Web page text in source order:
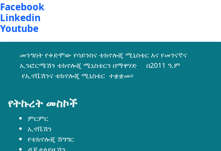
Facebook
Linkedin
Youtube
መንግስት የቀድሞው የሳይንስና ቴክኖሎጂ ሚኒስቴር እና የመገናኛና
ኢንፎርሜሽን ቴክኖሎጂ ሚኒስቴርን በማዋሃድ በ2011 ዓ.ም
የኢኖቬሽንና ቴክኖሎጂ ሚኒስቴር ተቋቋመ፡፡
የትኩረት መስኮች
ምርምር
ኢኖቬሽን
የቴክኖሎጂ ሽግግር